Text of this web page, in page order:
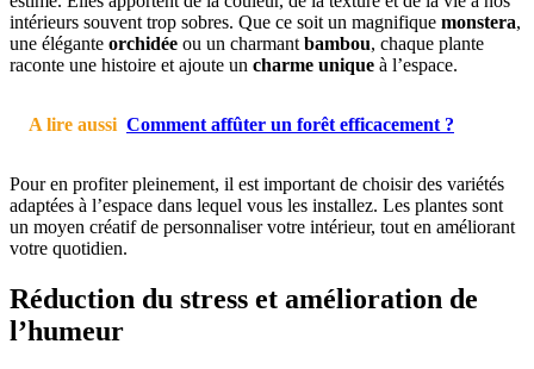
intérieurs souvent trop sobres. Que ce soit un magnifique monstera,
une élégante orchidée ou un charmant bambou, chaque plante
raconte une histoire et ajoute un charme unique à l’espace.
A lire aussi Comment affûter un forêt efficacement ?
Pour en profiter pleinement, il est important de choisir des variétés
adaptées à l’espace dans lequel vous les installez. Les plantes sont
un moyen créatif de personnaliser votre intérieur, tout en améliorant
votre quotidien.
Réduction du stress et amélioration de
l’humeur